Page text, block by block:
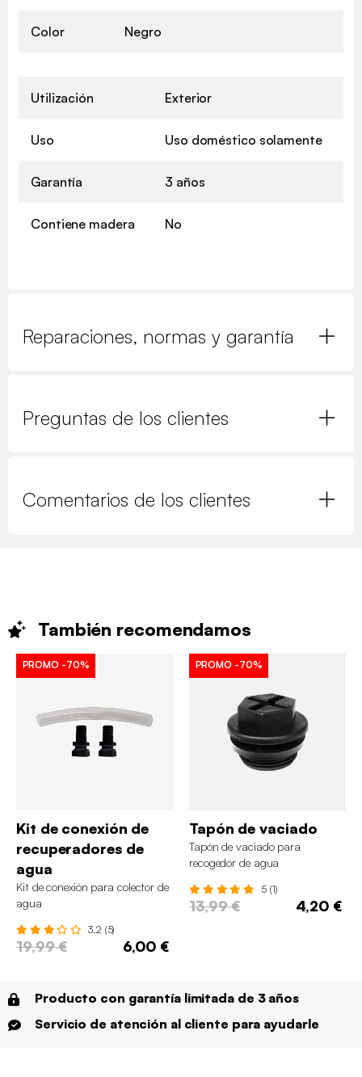
Color Negro
Utilización Exterior
Uso Uso doméstico solamente
Garantía 3 años
Contiene madera No
Reparaciones, normas y garantía
Preguntas de los clientes
Comentarios de los clientes
También recomendamos
PROMO -70%
Kit de conexión de
recuperadores de
agua
Kit de conexión para colector de
agua
3.2 (5)
19,99 € 6,00 €
PROMO -70%
Tapón de vaciado
Tapón de vaciado para
recogedor de agua
5 (1)
13,99 € 4,20 €
Producto con garantía limitada de 3 años
Servicio de atención al cliente para ayudarle